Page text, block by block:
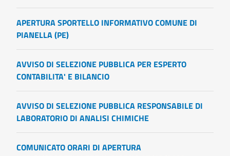
APERTURA SPORTELLO INFORMATIVO COMUNE DI
PIANELLA (PE)
AVVISO DI SELEZIONE PUBBLICA PER ESPERTO
CONTABILITA' E BILANCIO
AVVISO DI SELEZIONE PUBBLICA RESPONSABILE DI
LABORATORIO DI ANALISI CHIMICHE
COMUNICATO ORARI DI APERTURA